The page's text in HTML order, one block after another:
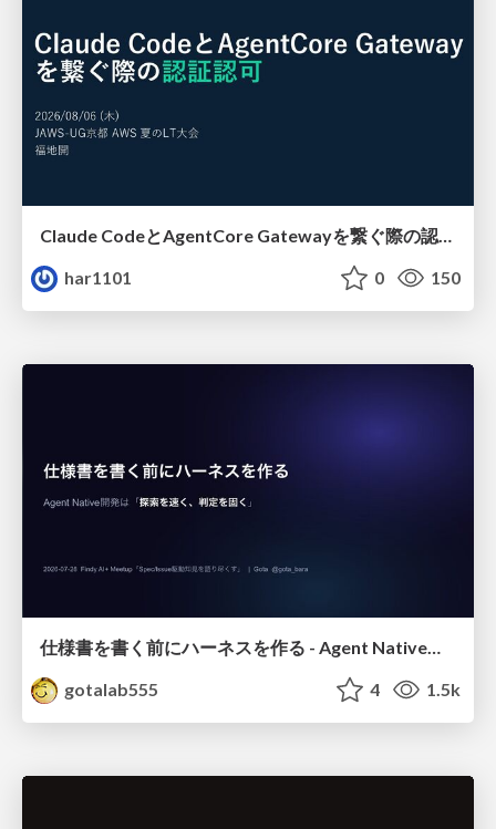
Claude CodeとAgentCore Gatewayを繋ぐ際の認証認可 / Authentication and authorization when connecting Claude Code with AgentCore Gateway
har1101
0 150
仕様書を書く前にハーネスを作る - Agent Native開発は「探索を速く、判定を固く」
gotalab555
4 1.5k